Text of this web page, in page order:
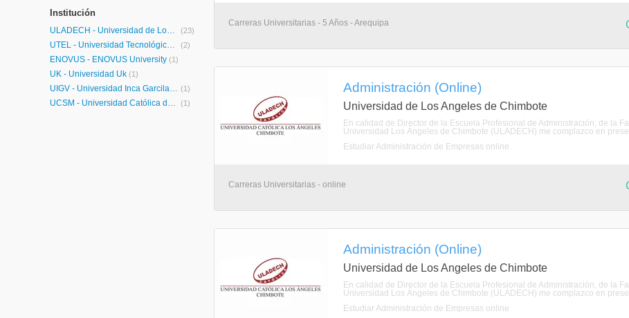
Institución
ULADECH - Universidad de Los Angeles de Chimbote (23)
UTEL - Universidad Tecnológica Latinoamericana en Línea Perú (2)
ENOVUS - ENOVUS University (1)
UK - Universidad Uk (1)
UIGV - Universidad Inca Garcilaso de la Vega (1)
UCSM - Universidad Católica de Santa María (1)
Carreras Universitarias - 5 Años - Arequipa
Administración (Online)
Universidad de Los Angeles de Chimbote
En calidad de Director de la Escuela Profesional de Administración, de la
Universidad Los Ángeles de Chimbote (ULADECH) me complazco en
Estudiar Administración de Empresas online
Carreras Universitarias - online
Administración (Online)
Universidad de Los Angeles de Chimbote
En calidad de Director de la Escuela Profesional de Administración, de la
Universidad Los Ángeles de Chimbote (ULADECH) me complazco en
Estudiar Administración de Empresas online